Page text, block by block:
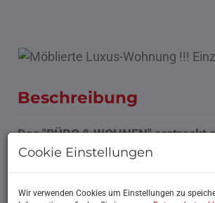
Beschreibung
Das "BÜRO & WOHNEN" erstreckt
gesamte erste Etage unseres
Privathauses !
Vom PKW Stellplatz (in einem
Cookie Einstellungen
Wir verwenden Cookies um Einstellungen zu